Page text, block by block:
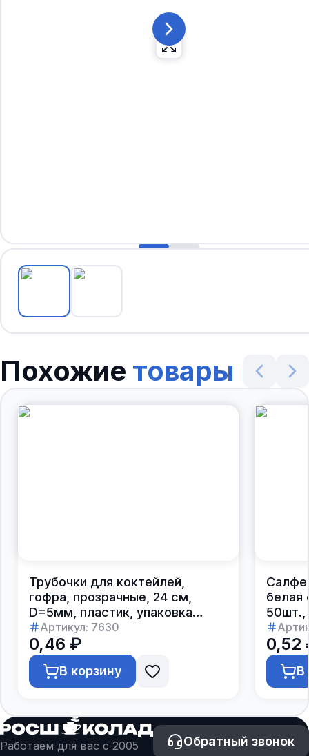
Похожие товары
Трубочки для коктейлей,
гофра, прозрачные, 24 см,
D=5мм, пластик, упаковка
250шт.
Артикул: 7630
0,46 ₽
В корзину
белая
50шт.,
0,52
В
Работаем для вас с 2005
Обратный звонок